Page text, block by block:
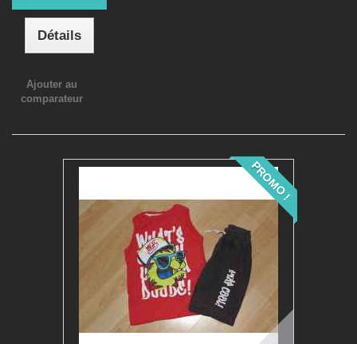
Détails
Ajouter au
comparateur
PROMO !